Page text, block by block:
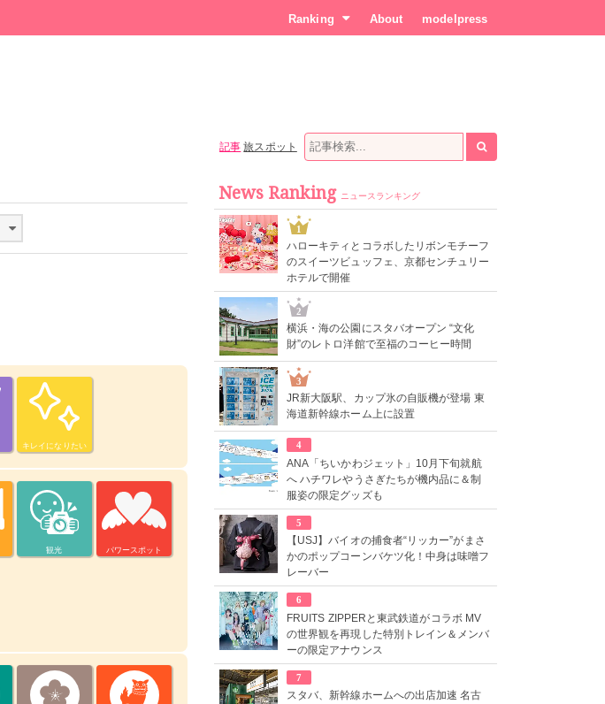
Ranking About modelpress
キレイになりたい
観光 パワースポット
記事 旅スポット
News Ranking ニュースランキング
1
ハローキティとコラボしたリボンモチーフ
のスイーツビュッフェ、京都センチュリー
ホテルで開催
2
横浜・海の公園にスタバオープン “文化
財”のレトロ洋館で至福のコーヒー時間
3
JR新大阪駅、カップ氷の自販機が登場 東
海道新幹線ホーム上に設置
4
ANA「ちいかわジェット」10月下旬就航
へ ハチワレやうさぎたちが機内品に＆制
服姿の限定グッズも
5
【USJ】バイオの捕食者“リッカー”がまさ
かのポップコーンバケツ化！中身は味噌フ
レーバー
6
FRUITS ZIPPERと東武鉄道がコラボ MV
の世界観を再現した特別トレイン＆メンバ
ーの限定アナウンス
7
スタバ、新幹線ホームへの出店加速 名古